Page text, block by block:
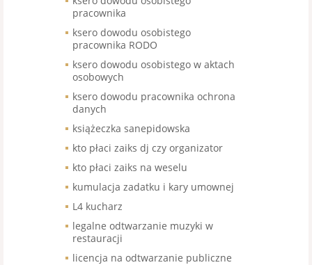
pracownika
ksero dowodu osobistego
pracownika RODO
ksero dowodu osobistego w aktach
osobowych
ksero dowodu pracownika ochrona
danych
książeczka sanepidowska
kto płaci zaiks dj czy organizator
kto płaci zaiks na weselu
kumulacja zadatku i kary umownej
L4 kucharz
legalne odtwarzanie muzyki w
restauracji
licencja na odtwarzanie publiczne